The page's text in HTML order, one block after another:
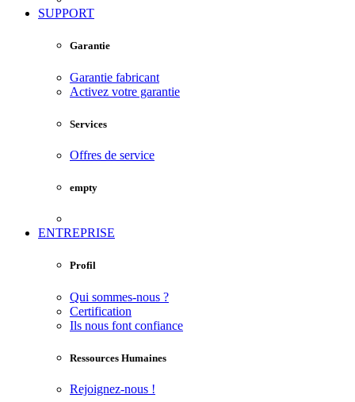
SUPPORT
Garantie
Garantie fabricant
Activez votre garantie
Services
Offres de service
empty
ENTREPRISE
Profil
Qui sommes-nous ?
Certification
Ils nous font confiance
Ressources Humaines
Rejoignez-nous !